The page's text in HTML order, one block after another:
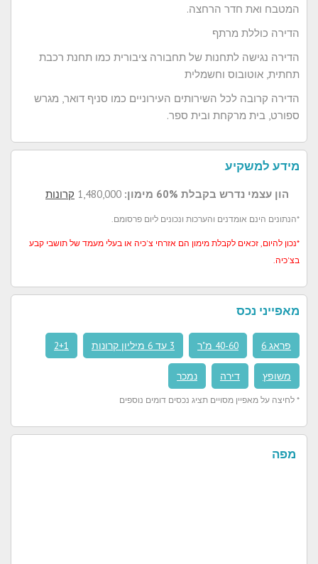
המטבח ואת חדר הרחצה.
הדירה כוללת מרתף
הדירה נגישה לתחנות של תחבורה ציבורית כמו תחנת רכבת
תחתית, אוטובוס וחשמלית
הדירה קרובה לכל השירותים העירוניים כמו סניף דואר, מגרש
ספורט, בית מרקחת ובית ספר.
מידע למשקיע
הון עצמי נדרש בקבלת 60% מימון: 1,480,000 קרונות
*הנתונים הינם אומדנים והערכות ונכונים ליום פרסומם.
*נכון להיום, זכאים לקבלת מימון הם אזרחי צ'כיה או בעלי מעמד של תושבי קבע
בצ'כיה.
מאפייני נכס
פראג 6 40-60 מ"ר 3 עד 6 מיליון קרונות 2+1
משופץ דירה נמכר
* לחיצה על מאפיין מסויים תציג נכסים דומים נוספים
מפה